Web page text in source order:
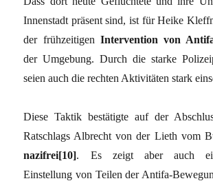
Innenstadt präsent sind, ist für Heike
der frühzeitigen Intervention von
der Umgebung. Durch die starke
seien auch die rechten Aktivitäten stark
Diese Taktik bestätigte auf der
Ratschlags Albrecht von der Lieth vom
nazifrei[10]. Es zeigt aber auch
Einstellung von Teilen der Antifa-